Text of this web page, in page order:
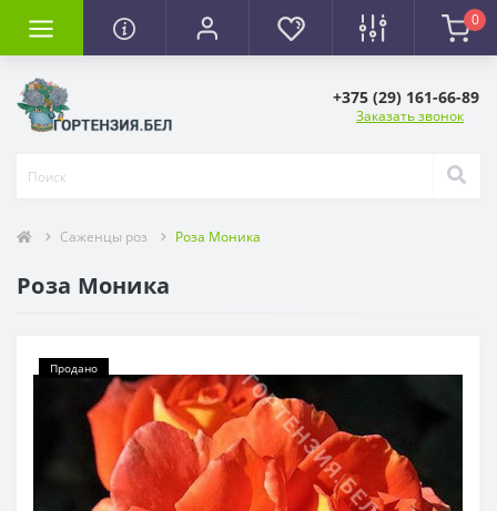
0
+375 (29) 161-66-89
Заказать звонок
Саженцы роз Роза Моника
Роза Моника
Продано